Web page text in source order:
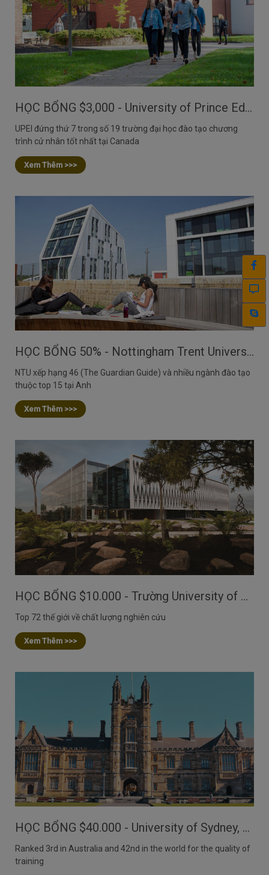
HỌC BỔNG $3,000 - University of Prince Edward Island, Canada
UPEI đứng thứ 7 trong số 19 trường đại học đào tạo chương
trình cử nhân tốt nhất tại Canada
Xem Thêm >>>
HỌC BỔNG 50% - Nottingham Trent University, Anh Quốc
NTU xếp hạng 46 (The Guardian Guide) và nhiều ngành đào tạo
thuộc top 15 tại Anh
Xem Thêm >>>
HỌC BỔNG $10.000 - Trường University of Waikato, NZ
Top 72 thế giới về chất lượng nghiên cứu
Xem Thêm >>>
HỌC BỔNG $40.000 - University of Sydney, Úc
Ranked 3rd in Australia and 42nd in the world for the quality of
training